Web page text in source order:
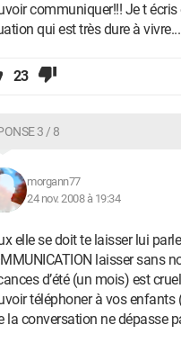
communiquer!!! Je t
qui est très dure à
23
3 / 8
morgann77
24 nov. 2008 à 19:34
elle se doit te laisser lui
laisser sans
d’été (un mois) est
téléphoner à vos enfants
la conversation ne dépasse